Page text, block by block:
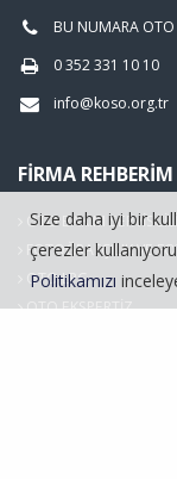
BU NUMARA OTO
0 352 331 10 10
info@koso.org.tr
FIRMA REHBERIM
OTO BAKIM
FOTOĞRAFÇILIK VE
OTO LPG
OTO EKSPERTİZ
Size daha iyi bir
çerezler
Politikamızı